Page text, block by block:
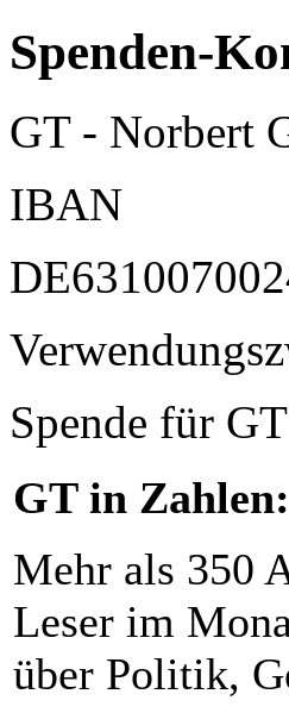
Spenden-
GT - Norbert
IBAN
Spende für GT
GT in Zahlen:
Mehr als 350
Leser im
über Politik,